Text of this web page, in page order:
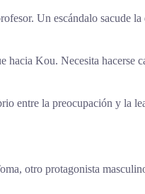
Un escándalo sacude
hacia Kou. Necesita hacerse
entre la preocupación y la
otro protagonista